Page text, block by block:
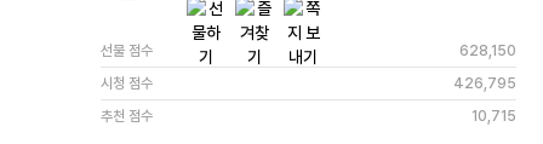
선물 점수
628,150
시청 점수
426,795
추천 점수
10,715